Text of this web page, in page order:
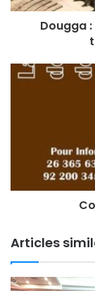
Dougga
Articles